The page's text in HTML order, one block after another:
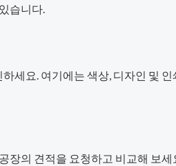
습니다.
세요. 여기에는 색상, 디자인 및
의 견적을 요청하고 비교해 보